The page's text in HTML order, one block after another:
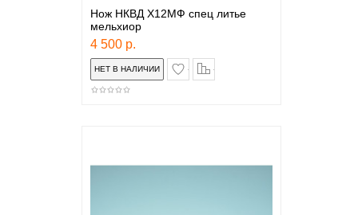
Нож НКВД Х12МФ спец литье
мельхиор
4 500 р.
в закладки